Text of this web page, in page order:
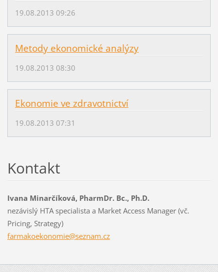
19.08.2013 09:26
Metody ekonomické analýzy
19.08.2013 08:30
Ekonomie ve zdravotnictví
19.08.2013 07:31
Kontakt
Ivana Minarčíková, PharmDr. Bc., Ph.D.
nezávislý HTA specialista a Market Access Manager (vč.
Pricing, Strategy)
farmakoekonomie@seznam.cz